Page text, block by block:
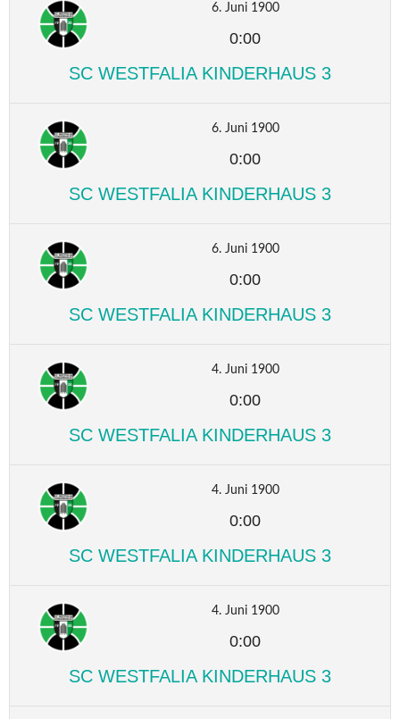
6. Juni 1900
0:00
SC WESTFALIA KINDERHAUS 3
6. Juni 1900
0:00
SC WESTFALIA KINDERHAUS 3
6. Juni 1900
0:00
SC WESTFALIA KINDERHAUS 3
4. Juni 1900
0:00
SC WESTFALIA KINDERHAUS 3
4. Juni 1900
0:00
SC WESTFALIA KINDERHAUS 3
4. Juni 1900
0:00
SC WESTFALIA KINDERHAUS 3